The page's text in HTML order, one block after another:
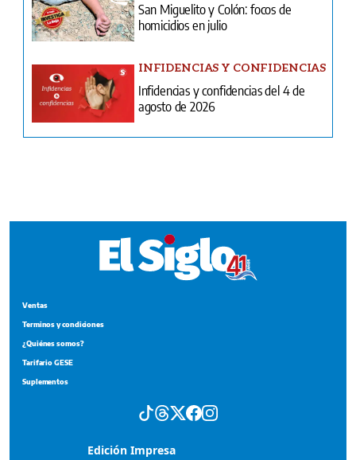
Infidencias y confidencias del 4 de
agosto de 2026
Suplementos
Portada del impreso del 3 de agosto de 2026